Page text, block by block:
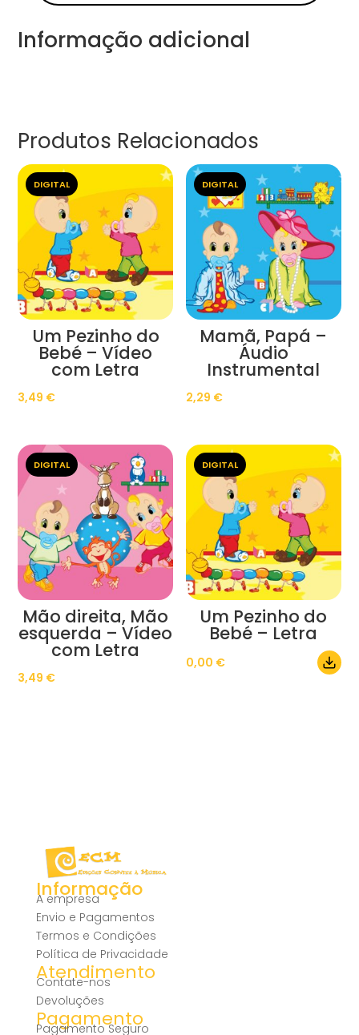
Informação adicional
Produtos Relacionados
DIGITAL
Um Pezinho do
Bebé – Vídeo
com Letra
3,49 €
DIGITAL
Mamã, Papá –
Áudio
Instrumental
2,29 €
DIGITAL
Mão direita, Mão
esquerda – Vídeo
com Letra
3,49 €
DIGITAL
Um Pezinho do
Bebé – Letra
0,00 €
Informação
A empresa
Envio e Pagamentos
Termos e Condições
Política de Privacidade
Atendimento
Contate-nos
Devoluções
Pagamento
Pagamento Seguro